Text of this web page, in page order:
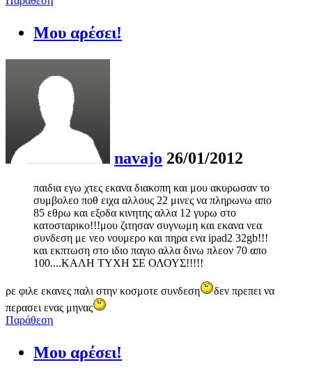
Μου αρέσει!
navajo 26/01/2012
παιδια εγω χτες εκανα διακοπη και μου ακυρωσαν το
συμβολεο ποθ ειχα αλλους 22 μινες να πληρωνω απο
85 εθρω και εξοδα κινητης αλλα 12 γυρω στο
κατοσταρικο!!!μου ζιτησαν συγνωμη και εκανα νεα
συνδεση με νεο νουμερο και πηρα ενα ipad2 32gb!!!
και εκπτωση στο ιδιο παγιο αλλα δινω πλεον 70 απο
100....ΚΑΛΗ ΤΥΧΗ ΣΕ ΟΛΟΥΣ!!!!!
ρε φιλε εκανες παλι στην κοσμοτε συνδεση
δεν πρεπει να
περασει ενας μηνας
Παράθεση
Μου αρέσει!